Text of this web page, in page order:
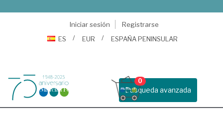
Iniciar sesión
Registrarse
ES
EUR ESPAÑA PENINSULAR
Busqueda avanzada
0